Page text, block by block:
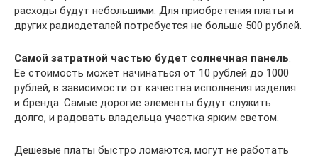
расходы будут небольшими. Для приобретения платы и
других радиодеталей потребуется не больше 500 рублей.
Самой затратной частью будет солнечная панель.
Ее стоимость может начинаться от 10 рублей до 1000
рублей, в зависимости от качества исполнения изделия
и бренда. Самые дорогие элементы будут служить
долго, и радовать владельца участка ярким светом.
Дешевые платы быстро ломаются, могут не работать